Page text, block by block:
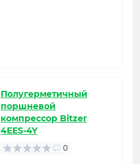
Полугерметичный
поршневой
компрессор Bitzer
4EES-4Y
0